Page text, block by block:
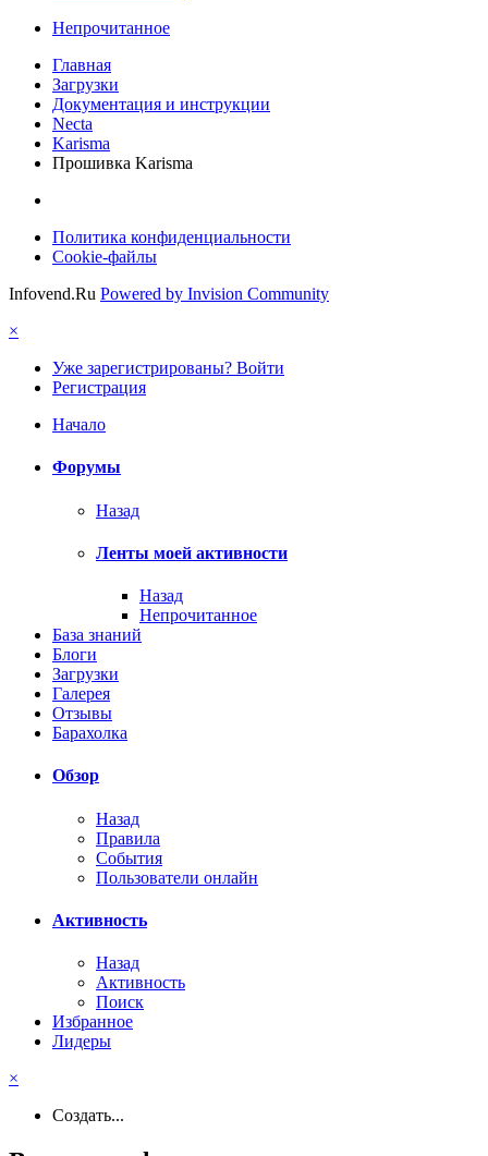
Непрочитанное
Главная
Загрузки
Документация и инструкции
Necta
Karisma
Прошивка Karisma
Политика конфиденциальности
Cookie-файлы
Infovend.Ru Powered by Invision Community
×
Уже зарегистрированы? Войти
Регистрация
Начало
Форумы
Назад
Ленты моей активности
Назад
Непрочитанное
База знаний
Блоги
Загрузки
Галерея
Отзывы
Барахолка
Обзор
Назад
Правила
События
Пользователи онлайн
Активность
Назад
Активность
Поиск
Избранное
Лидеры
×
Создать...